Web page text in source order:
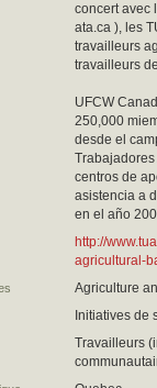
concert avec
ata.ca ), les
travailleurs
travailleurs
UFCW
250,000
desde el
Trabajadores
centros de
asistencia a
en el año
http://
agricultural-
Agriculture
Initiatives de
Travailleurs